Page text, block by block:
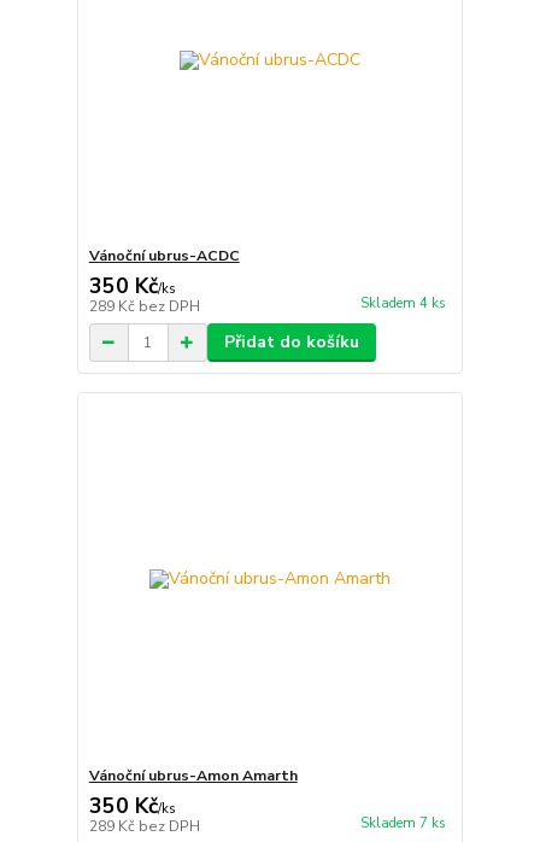
Vánoční ubrus-ACDC
350 Kč/ks
289 Kč bez DPH Skladem 4 ks
Přidat do košíku
Vánoční ubrus-Amon Amarth
350 Kč/ks
289 Kč bez DPH Skladem 7 ks